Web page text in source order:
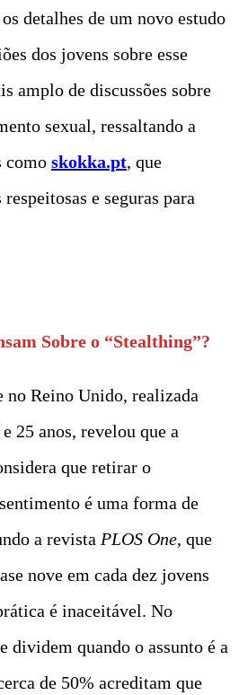
detalhes de um novo estudo
dos jovens sobre esse
amplo de discussões sobre
sexual, ressaltando a
como skokka.pt, que
e seguras para
Sobre o “Stealthing”?
no Reino Unido, realizada
25 anos, revelou que a
que retirar o
é uma forma de
a revista PLOS One, que
nove em cada dez jovens
é inaceitável. No
dividem quando o assunto é a
de 50% acreditam que